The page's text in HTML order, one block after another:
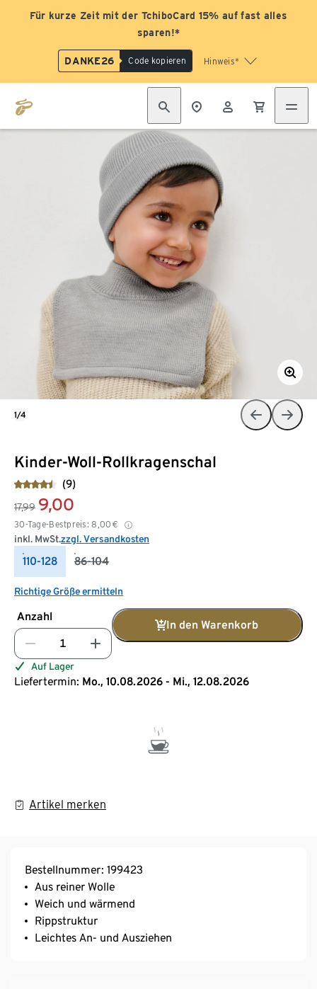
Für kurze Zeit mit der TchiboCard 15% auf fast alles
sparen!*
DANKE26 Code kopieren Hinweis*
Kinder-Woll-Rollkragenschal
(9)
17,99 9,00
30-Tage-Bestpreis: 8,00 €
inkl. MwSt.zzgl. Versandkosten
110-128 86-104
Richtige Größe ermitteln
Anzahl
In den Warenkorb
Auf Lager
Liefertermin: Mo., 10.08.2026 - Mi., 12.08.2026
Artikel merken
1/4
Bestellnummer: 199423
Aus reiner Wolle
Weich und wärmend
Rippstruktur
Leichtes An- und Ausziehen